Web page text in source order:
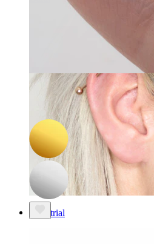
Industrial
-15%
Bodymod Trend
Labret PTFE szárral,
1.334 Ft 1.569 Ft